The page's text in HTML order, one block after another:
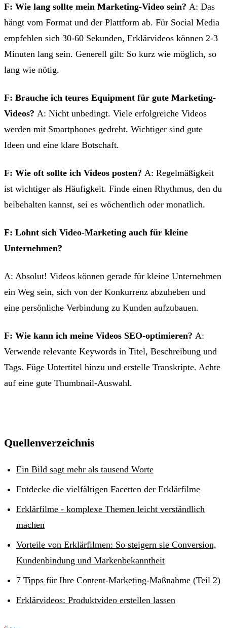
F: Wie lang sollte mein Marketing-Video sein? A: Das
hängt vom Format und der Plattform ab. Für Social Media
empfehlen sich 30-60 Sekunden, Erklärvideos können 2-3
Minuten lang sein. Generell gilt: So kurz wie möglich, so
lang wie nötig.
F: Brauche ich teures Equipment für gute Marketing-
Videos? A: Nicht unbedingt. Viele erfolgreiche Videos
werden mit Smartphones gedreht. Wichtiger sind gute
Ideen und eine klare Botschaft.
F: Wie oft sollte ich Videos posten? A: Regelmäßigkeit
ist wichtiger als Häufigkeit. Finde einen Rhythmus, den du
beibehalten kannst, sei es wöchentlich oder monatlich.
F: Lohnt sich Video-Marketing auch für kleine
Unternehmen?
A: Absolut! Videos können gerade für kleine Unternehmen
ein Weg sein, sich von der Konkurrenz abzuheben und
eine persönliche Verbindung zu Kunden aufzubauen.
F: Wie kann ich meine Videos SEO-optimieren? A:
Verwende relevante Keywords in Titel, Beschreibung und
Tags. Füge Untertitel hinzu und erstelle Transkripte. Achte
auf eine gute Thumbnail-Auswahl.
Quellenverzeichnis
Ein Bild sagt mehr als tausend Worte
Entdecke die vielfältigen Facetten der Erklärfilme
Erklärfilme - komplexe Themen leicht verständlich
machen
Vorteile von Erklärfilmen: So steigern sie Conversion,
Kundenbindung und Markenbekanntheit
7 Tipps für Ihre Content-Marketing-Maßnahme (Teil 2)
Erklärvideos: Produktvideo erstellen lassen